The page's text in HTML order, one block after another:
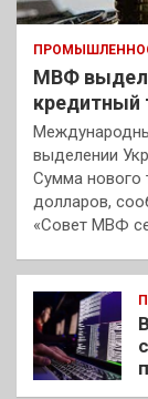
МВФ
кредитный
выделении
Сумма нового
долларов,
«Совет МВФ